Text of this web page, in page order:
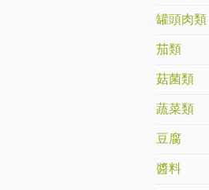
罐頭肉類
茄類
菇菌類
蔬菜類
豆腐
醬料